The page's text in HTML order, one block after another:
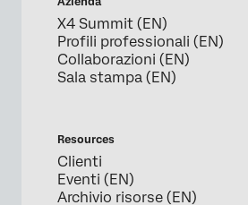
X4 Summit (EN)
Profili professionali (EN)
Collaborazioni (EN)
Sala stampa (EN)
Resources
Clienti
Eventi (EN)
Archivio risorse (EN)